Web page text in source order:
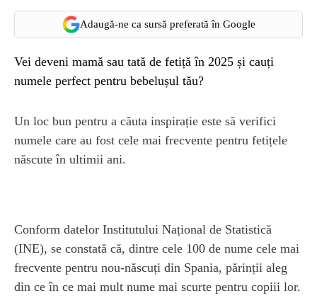
Adaugă-ne ca sursă preferată în Google
Vei deveni mamă sau tată de fetiță în 2025 și cauți
numele perfect pentru bebelușul tău?
Un loc bun pentru a căuta inspirație este să verifici
numele care au fost cele mai frecvente pentru fetițele
născute în ultimii ani.
Conform datelor Institutului Național de Statistică
(INE), se constată că, dintre cele 100 de nume cele mai
frecvente pentru nou-născuți din Spania, părinții aleg
din ce în ce mai mult nume mai scurte pentru copiii lor.